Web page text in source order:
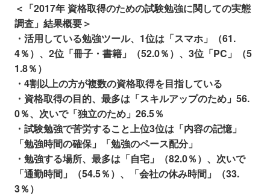
＜「2017年 資格取得のための試験勉強に関しての実態
調査」結果概要＞
・活用している勉強ツール、1位は「スマホ」（61.
4％）、2位「冊子・書籍」（52.0％）、3位「PC」（5
1.8％）
・4割以上の方が複数の資格取得を目指している
・資格取得の目的、最多は「スキルアップのため」56.
0％、次いで「独立のため」26.5％
・試験勉強で苦労すること上位3位は「内容の記憶」
「勉強時間の確保」「勉強のペース配分」
・勉強する場所、最多は「自宅」（82.0％）、次いで
「通勤時間」（54.5％）、「会社の休み時間」（33.
3％）